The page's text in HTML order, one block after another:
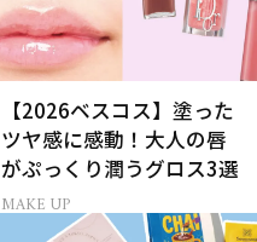
【2026ベスコス】塗った
ツヤ感に感動！大人の唇
がぷっくり潤うグロス3選
MAKE UP